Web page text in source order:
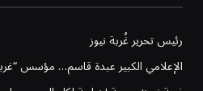
رئيس تحرير غُربة نيوز
الإعلامي الكبير عبدة قاسم… مؤسس